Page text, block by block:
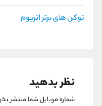
توکن های برتر اتریوم
نظر بدهید
شماره موبایل شما منتشر